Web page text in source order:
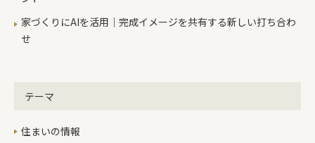
家づくりにAIを活用｜完成イメージを共有する新しい打ち合わ
せ
テーマ
住まいの情報